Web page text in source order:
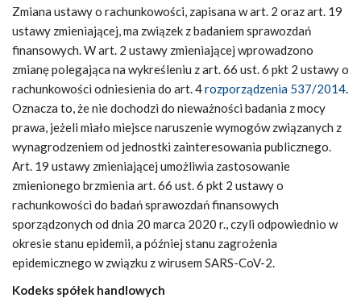
Zmiana ustawy o rachunkowości, zapisana w art. 2 oraz art. 19
ustawy zmieniającej, ma związek z badaniem sprawozdań
finansowych. W art. 2 ustawy zmieniającej wprowadzono
zmianę polegająca na wykreśleniu z art. 66 ust. 6 pkt 2 ustawy o
rachunkowości odniesienia do art. 4rozporządzenia 537/2014.
Oznacza to, że nie dochodzi do nieważności badania z mocy
prawa, jeżeli miało miejsce naruszenie wymogów związanych z
wynagrodzeniem od jednostki zainteresowania publicznego.
Art. 19 ustawy zmieniającej umożliwia zastosowanie
zmienionego brzmienia art. 66 ust. 6 pkt 2 ustawy o
rachunkowości do badań sprawozdań finansowych
sporządzonych od dnia 20 marca 2020 r., czyli odpowiednio w
okresie stanu epidemii, a później stanu zagrożenia
epidemicznego w związku z wirusem SARS-CoV-2.
Kodeks spółek handlowych